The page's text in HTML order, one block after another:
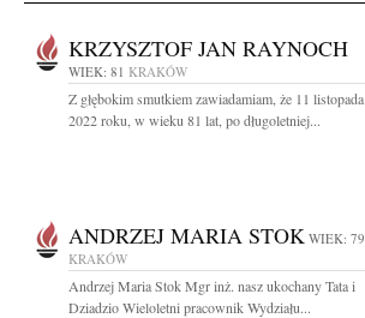
KRZYSZTOF JAN RAYNOCH
WIEK: 81 KRAKÓW
Z głębokim smutkiem zawiadamiam, że 11 listopada
2022 roku, w wieku 81 lat, po długoletniej...
ANDRZEJ MARIA STOK WIEK: 79
KRAKÓW
Andrzej Maria Stok Mgr inż. nasz ukochany Tata i
Dziadzio Wieloletni pracownik Wydziału...